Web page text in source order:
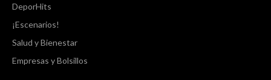
DeporHits
¡Escenarios!
Salud y Bienestar
Empresas y Bolsillos